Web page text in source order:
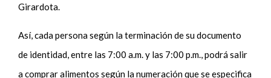
Girardota.
Así, cada persona según la terminación de su documento
de identidad, entre las 7:00 a.m. y las 7:00 p.m., podrá salir
a comprar alimentos según la numeración que se especifica